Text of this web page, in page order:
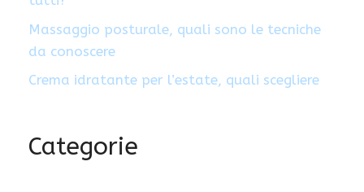
Massaggio posturale, quali sono le tecniche
da conoscere
Crema idratante per l’estate, quali scegliere
Categorie